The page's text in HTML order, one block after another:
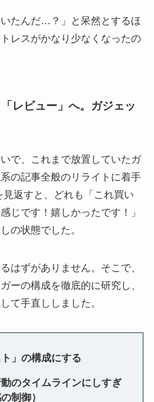
いたんだ…？」と呆然とするほ
レスがかなり少なくなったの
レビュー」へ。ガジェッ
で、これまで放置していたガ
の記事全般のリライトに着手
返すと、どれも「これ買い
じです！嬉しかったです！」
の状態でした。
はずがありません。そこで、
ーの構成を徹底的に研究し、
て手直ししました。
ト」の構成にする
のタイムラインにしすぎ
制御）